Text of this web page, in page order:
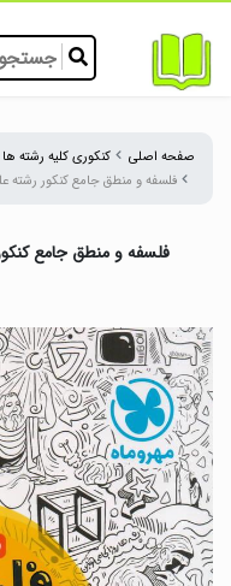
صفحه اصلی کنکوری کلیه رشته ها
فلسفه و منطق جامع کنکور رشته
فلسفه و منطق جامع